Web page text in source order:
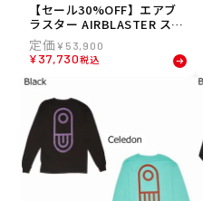
【セール30%OFF】エアブ
ラスター AIRBLASTER スノ
ボー スノボ スノーボード ウ
ェア ジャケット CYPRESS J
ACKET AB26WJKT-1226 レ
ディース 女性 25-26
¥ 53,900
¥37,730税込